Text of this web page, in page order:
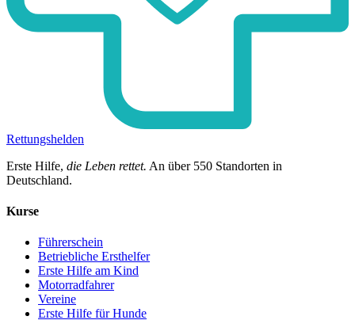
Rettungshelden
Erste Hilfe, die Leben rettet. An über 550 Standorten in
Deutschland.
Kurse
Führerschein
Betriebliche Ersthelfer
Erste Hilfe am Kind
Motorradfahrer
Vereine
Erste Hilfe für Hunde